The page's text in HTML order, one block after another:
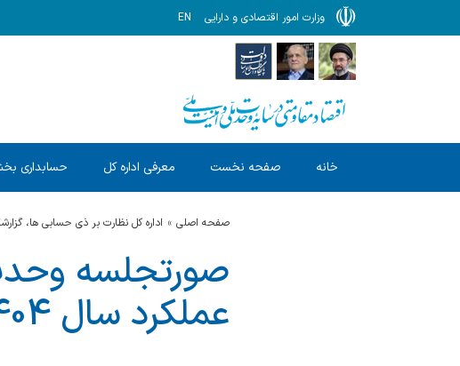
وزارت امور اقتصادی و دارایی EN
خانه صفحه نخست معرفی اداره کل حسابداری
صفحه اصلی اداره کل نظارت بر ذی حسابی ها،
صورتجلسه
عملکرد سال 1404 بودجه کل کشور